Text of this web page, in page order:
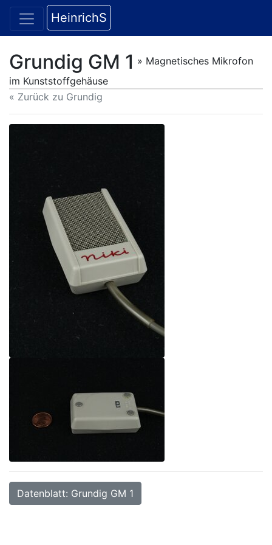
HeinrichS
Grundig GM 1 » Magnetisches Mikrofon
im Kunststoffgehäuse
« Zurück zu Grundig
Datenblatt: Grundig GM 1